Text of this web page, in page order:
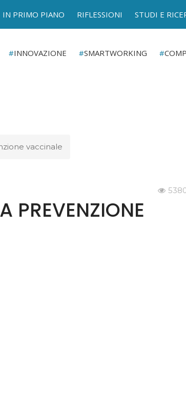
IN PRIMO PIANO RIFLESSIONI STUDI E
INNOVAZIONE SMARTWORKING
vaccinale
PREVENZIONE